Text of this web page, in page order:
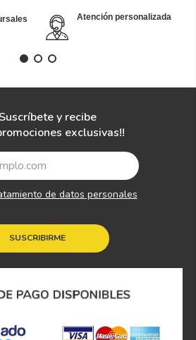
Atención personalizada
y recibe
exclusivas!!
SUSCRIBIRME
de datos personales